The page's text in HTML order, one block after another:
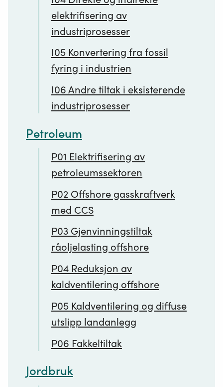
elektrifisering av
industriprosesser
I05 Konvertering fra fossil
fyring i industrien
I06 Andre tiltak i eksisterende
industriprosesser
Petroleum
P01 Elektrifisering av
petroleumssektoren
P02 Offshore gasskraftverk
med CCS
P03 Gjenvinningstiltak
råoljelasting offshore
P04 Reduksjon av
kaldventilering offshore
P05 Kaldventilering og diffuse
utslipp landanlegg
P06 Fakkeltiltak
Jordbruk